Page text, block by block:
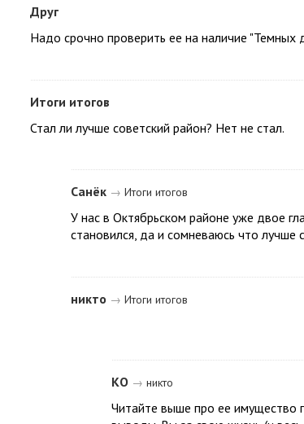
Друг
Надо срочно проверить ее на наличие "Темных
Итоги итогов
Стал ли лучше советский район? Нет не стал.
Санёк → Итоги итогов
У нас в Октябрьском районе уже двое
становился, да и сомневаюсь что лучше
никто → Итоги итогов
КО → никто
Читайте выше про ее имущество